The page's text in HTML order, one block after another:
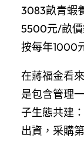
3083畝青蝦
5500元/畝價
按每年1000
在蔣福金看
是包含管理
子生態共建
出資，采購